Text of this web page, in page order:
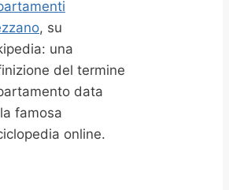
, su
una
del termine
data
famosa
online.